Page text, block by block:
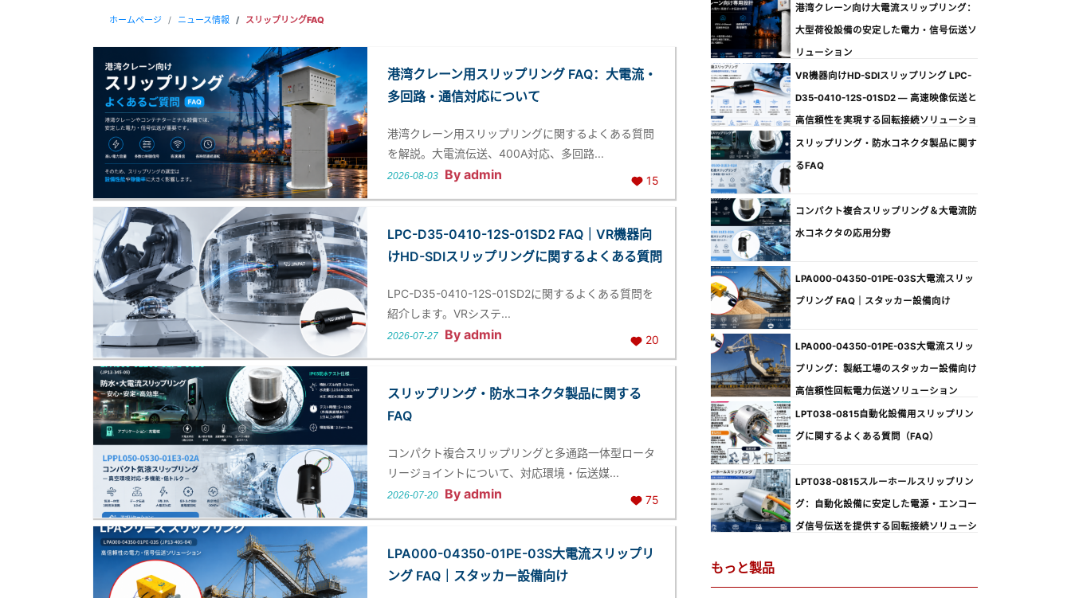
ホームページ ニュース情報 スリップリングFAQ
港湾クレーン用スリップリング FAQ：大電流・
多回路・通信対応について
港湾クレーン用スリップリングに関するよくある質問
を解説。大電流伝送、400A対応、多回路...
2026-08-03 By admin 15
LPC-D35-0410-12S-01SD2 FAQ｜VR機器向
けHD-SDIスリップリングに関するよくある質問
LPC-D35-0410-12S-01SD2に関するよくある質問を
紹介します。VRシステ...
2026-07-27 By admin 20
スリップリング・防水コネクタ製品に関する
FAQ
コンパクト複合スリップリングと多通路一体型ロータ
リージョイントについて、対応環境・伝送媒...
2026-07-20 By admin 75
LPA000-04350-01PE-03S大電流スリップリ
ング FAQ｜スタッカー設備向け
港湾クレーン向け大電流スリップリング：
大型荷役設備の安定した電力・信号伝送ソ
リューション
VR機器向けHD-SDIスリップリング LPC-
D35-0410-12S-01SD2 ― 高速映像伝送と
高信頼性を実現する回転接続ソリューショ
ン
スリップリング・防水コネクタ製品に関す
るFAQ
コンパクト複合スリップリング＆大電流防
水コネクタの応用分野
LPA000-04350-01PE-03S大電流スリッ
プリング FAQ｜スタッカー設備向け
LPA000-04350-01PE-03S大電流スリッ
プリング：製紙工場のスタッカー設備向け
高信頼性回転電力伝送ソリューション
LPT038-0815自動化設備用スリップリン
グに関するよくある質問（FAQ）
LPT038-0815スルーホールスリップリン
グ：自動化設備に安定した電源・エンコー
ダ信号伝送を提供する回転接続ソリューシ
もっと製品